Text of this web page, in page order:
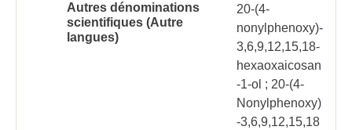
Autres dénominations
scientifiques (Autre
langues)
20-(4-
nonylphenoxy)-
3,6,9,12,15,18-
hexaoxaicosan
-1-ol ; 20-(4-
Nonylphenoxy)
-3,6,9,12,15,18